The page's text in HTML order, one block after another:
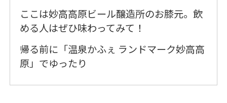
ここは妙高高原ビール醸造所のお膝元。飲
める人はぜひ味わってみて！
帰る前に「温泉かふぇ ランドマーク妙高高
原」でゆったり